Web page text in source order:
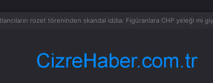
dehşet anları: Kapağı açtıklarında gördüklerine inanamadılar